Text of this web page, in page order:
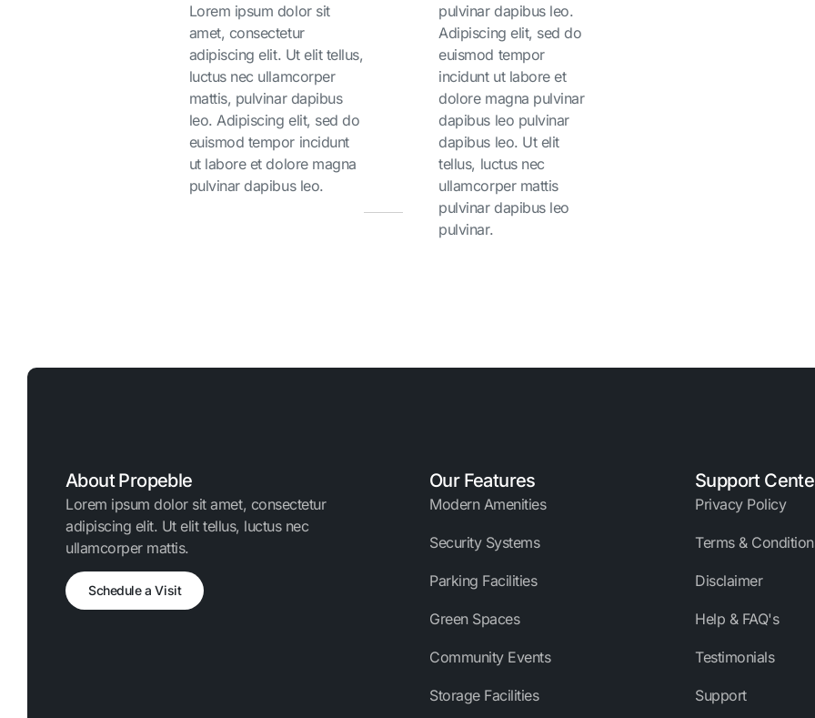
Lorem ipsum dolor sit
amet, consectetur
adipiscing elit. Ut elit tellus,
luctus nec ullamcorper
mattis, pulvinar dapibus
leo. Adipiscing elit, sed do
euismod tempor incidunt
ut labore et dolore magna
pulvinar dapibus leo.
pulvinar dapibus leo.
Adipiscing elit, sed do
euismod tempor
incidunt ut labore et
dolore magna pulvinar
dapibus leo pulvinar
dapibus leo. Ut elit
tellus, luctus nec
ullamcorper mattis
pulvinar dapibus leo
pulvinar.
About Propeble
Lorem ipsum dolor sit amet, consectetur
adipiscing elit. Ut elit tellus, luctus nec
ullamcorper mattis.
Schedule a Visit
Our Features
Modern Amenities
Security Systems
Parking Facilities
Green Spaces
Community Events
Storage Facilities
Support
Privacy Policy
Terms &
Disclaimer
Help & FAQ's
Testimonials
Support